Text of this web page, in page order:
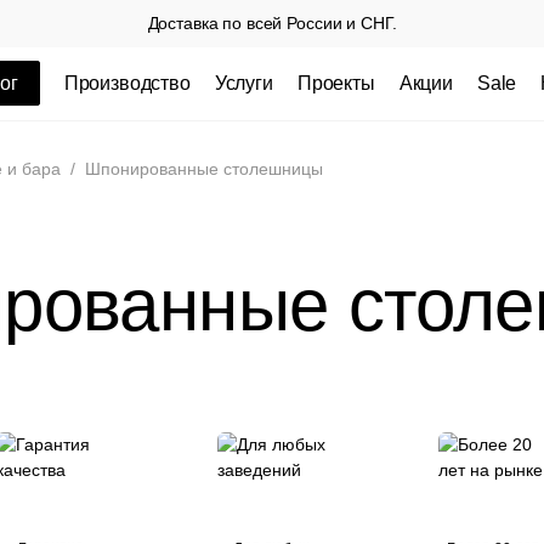
Доставка по всей России и СНГ.
Производство Услуги Проекты Акции Sale
товары
кромка ПВХ
3 432 РУБ.
3 100 РУБ.
и бара / Шпонированные столешницы